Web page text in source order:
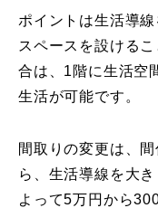
ポイントは生活導
スペースを設ける
合は、1階に生活空
生活が可能です。
間取りの変更は、
ら、生活導線を大
よって5万円から